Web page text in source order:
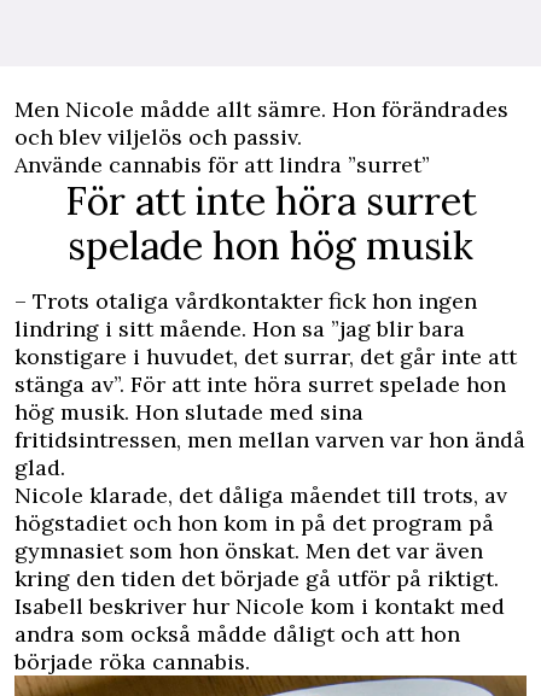
Men Nicole mådde allt sämre. Hon förändrades
och blev viljelös och passiv.
Använde cannabis för att lindra ”surret”
För att inte höra surret
spelade hon hög musik
– Trots otaliga vårdkontakter fick hon ingen
lindring i sitt mående. Hon sa ”jag blir bara
konstigare i huvudet, det surrar, det går inte att
stänga av”. För att inte höra surret spelade hon
hög musik. Hon slutade med sina
fritidsintressen, men mellan varven var hon ändå
glad.
Nicole klarade, det dåliga måendet till trots, av
högstadiet och hon kom in på det program på
gymnasiet som hon önskat. Men det var även
kring den tiden det började gå utför på riktigt.
Isabell beskriver hur Nicole kom i kontakt med
andra som också mådde dåligt och att hon
började röka cannabis.